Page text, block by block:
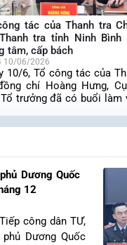
tác của Thanh tra
tra tỉnh Ninh Bình
tâm, cấp bách
10/06/2026
10/6, Tổ công tác của
chí Hoàng Hưng,
Tổ trưởng đã có buổi làm
tra Chính phủ, Trưởng
Thanh tra tỉnh Ninh
Chánh Thanh tra tỉnh Lê
các phòng ban dự buổi làm
Dương Quốc
12
công dân TƯ,
Dương Quốc